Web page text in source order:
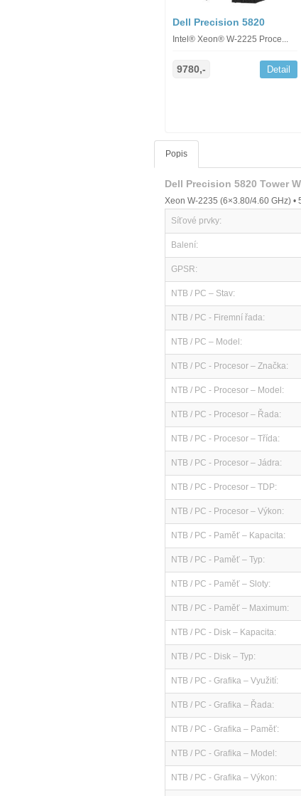
Dell Precision 5820
Intel® Xeon® W-2225 Proce...
9780,- Detail
Popis
Dell Precision 5820 Tower
Xeon W-2235 (6×3.80/4.60 GHz) •
Síťové prvky:
Balení:
GPSR:
NTB / PC – Stav:
NTB / PC - Firemní řada:
NTB / PC – Model:
NTB / PC - Procesor – Značka:
NTB / PC - Procesor – Model:
NTB / PC - Procesor – Řada:
NTB / PC - Procesor – Třída:
NTB / PC - Procesor – Jádra:
NTB / PC - Procesor – TDP:
NTB / PC - Procesor – Výkon:
NTB / PC - Paměť – Kapacita:
NTB / PC - Paměť – Typ:
NTB / PC - Paměť – Sloty:
NTB / PC - Paměť – Maximum:
NTB / PC - Disk – Kapacita:
NTB / PC - Disk – Typ:
NTB / PC - Grafika – Využití:
NTB / PC - Grafika – Řada:
NTB / PC - Grafika – Paměť:
NTB / PC - Grafika – Model:
NTB / PC - Grafika – Výkon: